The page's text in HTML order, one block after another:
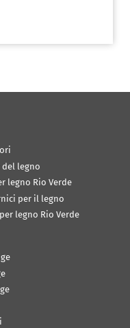
del legno
legno Rio Verde
per il legno
legno Rio Verde